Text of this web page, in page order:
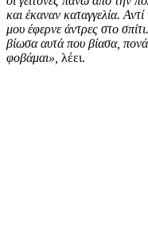
και έκαναν καταγγελία.
μου έφερνε άντρες στο
βίωσα αυτά που βίασα,
φοβάμαι», λέει.